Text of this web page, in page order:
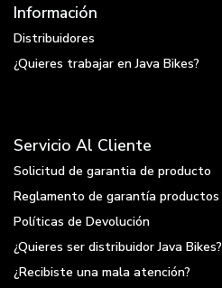
Información
Distribuidores
¿Quieres trabajar en Java Bikes?
Servicio Al Cliente
Solicitud de garantia de producto
Reglamento de garantía productos
Políticas de Devolución
¿Quieres ser distribuidor Java Bikes?
¿Recibiste una mala atención?